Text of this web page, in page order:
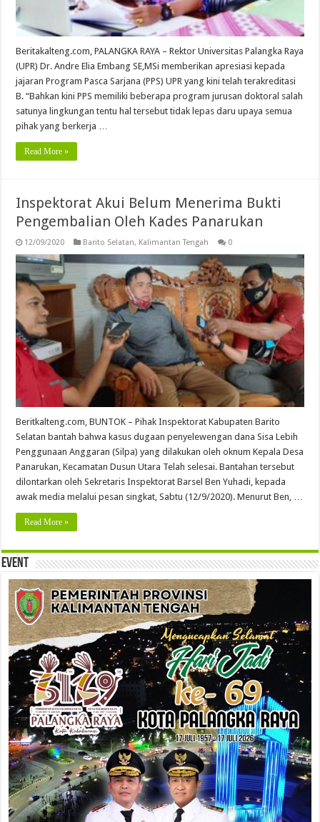
Beritakalteng.com, PALANGKA RAYA – Rektor Universitas Palangka Raya
(UPR) Dr. Andre Elia Embang SE,MSi memberikan apresiasi kepada
jajaran Program Pasca Sarjana (PPS) UPR yang kini telah terakreditasi
B. “Bahkan kini PPS memiliki beberapa program jurusan dok­toral salah
satunya lingkungan tentu hal tersebut tidak lepas daru upaya semua
pihak yang berkerja …
Read More »
Inspektorat Akui Belum Menerima Bukti
Pengembalian Oleh Kades Panarukan
12/09/2020 Barito Selatan, Kalimantan Tengah 0
Beritkalteng.com, BUNTOK – Pihak Inspektorat Kabupaten Barito
Selatan bantah bahwa kasus dugaan penyelewengan dana Sisa Lebih
Penggunaan Anggaran (Silpa) yang dilakukan oleh oknum Kepala Desa
Panarukan, Kecamatan Dusun Utara Telah selesai. Bantahan tersebut
dilontarkan oleh Sekretaris Inspektorat Barsel Ben Yuhadi, kepada
awak media melalui pesan singkat, Sabtu (12/9/2020). Menurut Ben, …
Read More »
Event